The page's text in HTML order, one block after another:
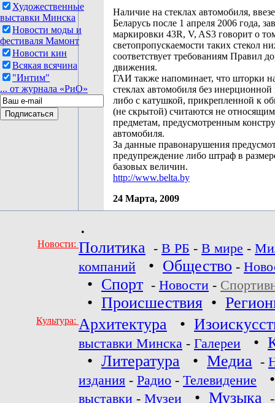
Художественные
выставки Минска
Новости моды и
фестиваля Мамонт
Новости кин
Всякая всячина
"Интим"
... от журнала «РиО»
Наличие на стеклах автомобиля,
Беларусь после 1 апреля 2006 года,
маркировки 43R, V, AS3 говорит о
светопропускаемости таких стекол
соответствует требованиям Правил
движения.
ГАИ также напоминает, что шторки
стеклах автомобиля без
либо с катушкой, прикрепленной к
(не скрытой) считаются не
предметам, предусмотренным
автомобиля.
За данные правонарушения
предупреждение либо штраф в
базовых величин.
http://www.belta.by
24 Марта, 2009
•
Новости: Политика - В РБ - В мире -
компаний
• Общество -
• Спорт - Новости -
• Происшествия •
Культура: Архитектура •
выставки Минска - Галереи •
• Литература • Медиа -
издания - Радио - Телевидение
выставки - Музеи • Музыка